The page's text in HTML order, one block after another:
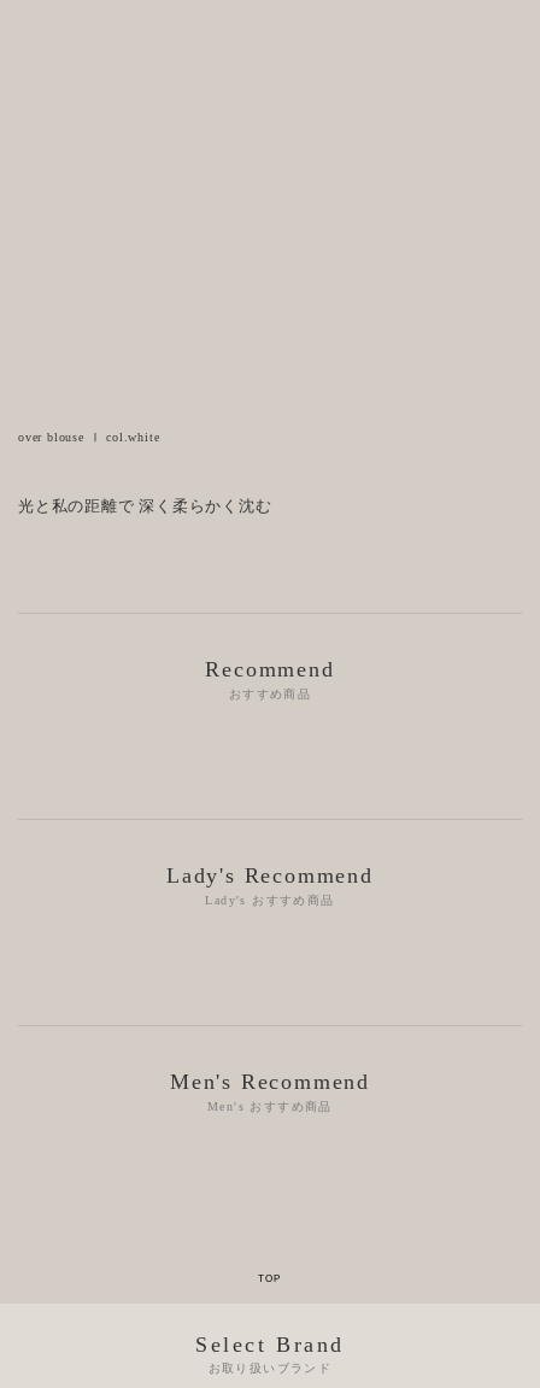
over blouse Ⅰ col.white
光と私の距離で 深く柔らかく沈む
Recommend
おすすめ商品
Lady's Recommend
Lady's おすすめ商品
Men's Recommend
Men's おすすめ商品
Select Brand
お取り扱いブランド